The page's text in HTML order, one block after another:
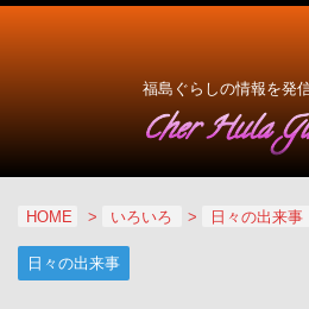
福島ぐらしの情報を発
HOME > いろいろ > 日々の出来事
日々の出来事